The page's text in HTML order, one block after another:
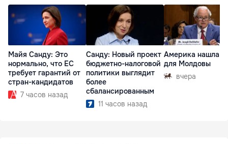
Майя Санду: Это
нормально, что ЕС
требует гарантий от
стран-кандидатов
7 часов назад
Санду: Новый проект
бюджетно-налоговой
политики выглядит
более
сбалансированным
11 часов назад
Америка нашла
для Молдовы
вчера